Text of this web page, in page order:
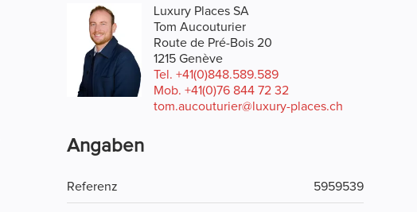
Luxury Places SA
Tom Aucouturier
Route de Pré-Bois 20
1215 Genève
Tel. +41(0)848.589.589
Mob. +41(0)76 844 72 32
tom.aucouturier@luxury-places.ch
Angaben
Referenz 5959539